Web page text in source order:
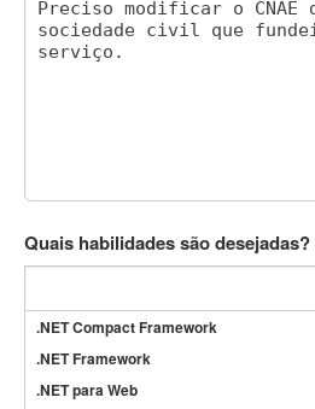
Quais habilidades são desejadas?
.NET Compact Framework
.NET Framework
.NET para Web